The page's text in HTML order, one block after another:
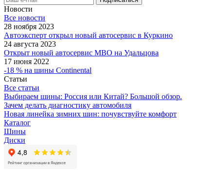
Новости
Все новости
28 ноября 2023
Автоэксперт открыл новый автосервис в Куркино
24 августа 2023
Открыт новый автосервис МВО на Удальцова
17 июня 2022
-18 % на шины Continental
Статьи
Все статьи
Выбираем шины: Россия или Китай? Большой обзор.
Зачем делать диагностику автомобиля
Новая линейка зимних шин: почувствуйте комфорт
Каталог
Шины
Диски